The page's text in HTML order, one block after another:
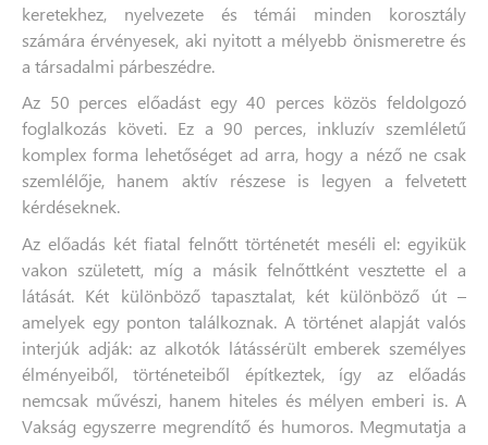
keretekhez, nyelvezete és témái minden korosztály
számára érvényesek, aki nyitott a mélyebb önismeretre és
a társadalmi párbeszédre.
Az 50 perces előadást egy 40 perces közös feldolgozó
foglalkozás követi. Ez a 90 perces, inkluzív szemléletű
komplex forma lehetőséget ad arra, hogy a néző ne csak
szemlélője, hanem aktív részese is legyen a felvetett
kérdéseknek.
Az előadás két fiatal felnőtt történetét meséli el: egyikük
vakon született, míg a másik felnőttként vesztette el a
látását. Két különböző tapasztalat, két különböző út –
amelyek egy ponton találkoznak. A történet alapját valós
interjúk adják: az alkotók látássérült emberek személyes
élményeiből, történeteiből építkeztek, így az előadás
nemcsak művészi, hanem hiteles és mélyen emberi is. A
Vakság egyszerre megrendítő és humoros. Megmutatja a